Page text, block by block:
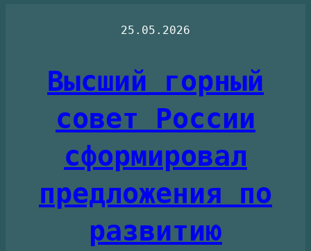
25.05.2026
Высший горный
совет России
сформировал
предложения по
развитию